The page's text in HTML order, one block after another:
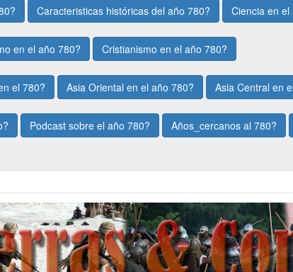
Caracteristicas históricas del año 780?
Ciencia en el
en el año 780?
Cristianismo en el año 780?
el 780? Asia Oriental en el año 780? Asia Central en
Podcast sobre el año 780? Años_cercanos al 780?